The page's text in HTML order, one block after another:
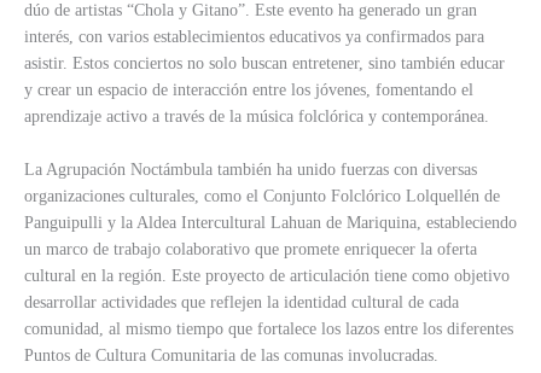
dúo de artistas “Chola y Gitano”. Este evento ha generado un gran
interés, con varios establecimientos educativos ya confirmados para
asistir. Estos conciertos no solo buscan entretener, sino también educar
y crear un espacio de interacción entre los jóvenes, fomentando el
aprendizaje activo a través de la música folclórica y contemporánea.
La Agrupación Noctámbula también ha unido fuerzas con diversas
organizaciones culturales, como el Conjunto Folclórico Lolquellén de
Panguipulli y la Aldea Intercultural Lahuan de Mariquina, estableciendo
un marco de trabajo colaborativo que promete enriquecer la oferta
cultural en la región. Este proyecto de articulación tiene como objetivo
desarrollar actividades que reflejen la identidad cultural de cada
comunidad, al mismo tiempo que fortalece los lazos entre los diferentes
Puntos de Cultura Comunitaria de las comunas involucradas.